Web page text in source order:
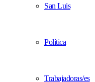
San Luis
Política
Trabajadoras/es